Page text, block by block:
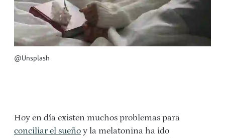
@Unsplash
Hoy en día existen muchos problemas para
conciliar el sueño y la melatonina ha ido